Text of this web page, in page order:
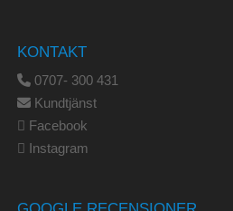
KONTAKT
0707- 300 431
Kundtjänst
Facebook
Instagram